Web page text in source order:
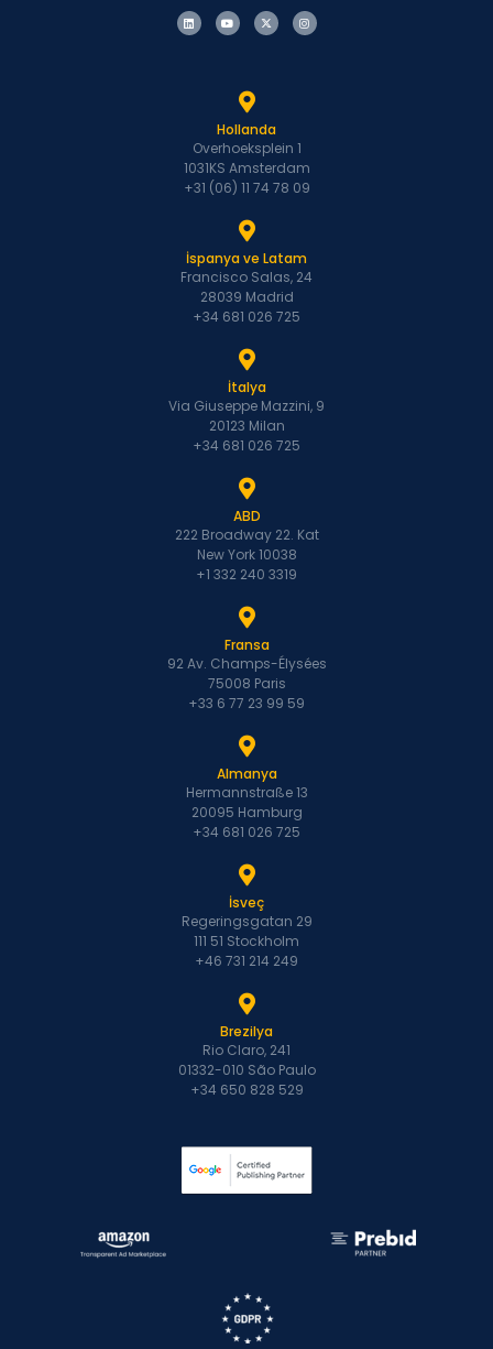
Hollanda
Overhoeksplein 1
1031KS Amsterdam
+31 (06) 11 74 78 09
İspanya ve Latam
Francisco Salas, 24
28039 Madrid
+34 681 026 725
İtalya
Via Giuseppe Mazzini, 9
20123 Milan
+34 681 026 725
ABD
222 Broadway 22. Kat
New York 10038
+1 332 240 3319
Fransa
92 Av. Champs-Élysées
75008 Paris
+33 6 77 23 99 59
Almanya
Hermannstraße 13
20095 Hamburg
+34 681 026 725
İsveç
Regeringsgatan 29
111 51 Stockholm
+46 731 214 249
Brezilya
Rio Claro, 241
01332-010 São Paulo
+34 650 828 529